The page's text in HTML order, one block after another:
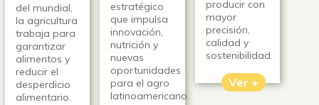
del mundial,
la agricultura
trabaja para
garantizar
alimentos y
reducir el
desperdicio
alimentario.
estratégico
que impulsa
innovación,
nutrición y
nuevas
oportunidades
para el agro
latinoamericano.
producir con
mayor
precisión,
calidad y
sostenibilidad.
Ver +